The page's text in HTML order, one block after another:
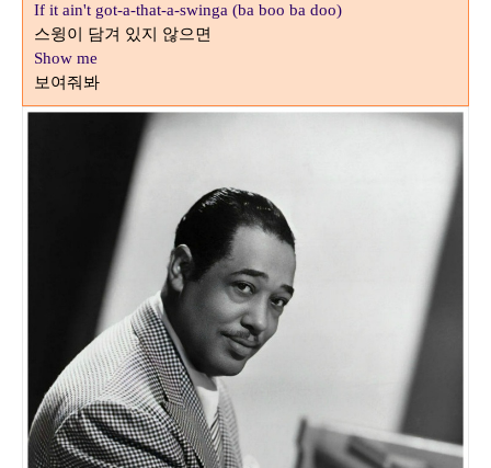
If it ain't got-a-that-a-swinga (ba boo ba doo)
스윙이 담겨 있지 않으면
Show me
보여줘봐